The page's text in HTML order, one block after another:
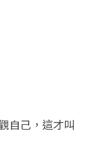
自己，這才叫